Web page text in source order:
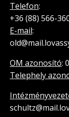
Telefon:
+36 (88) 566-
E-mail:
OM azonosító:
Telephely